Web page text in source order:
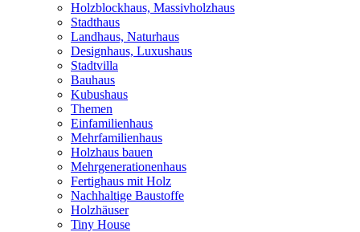
Holzblockhaus, Massivholzhaus
Stadthaus
Landhaus, Naturhaus
Designhaus, Luxushaus
Stadtvilla
Bauhaus
Kubushaus
Themen
Einfamilienhaus
Mehrfamilienhaus
Holzhaus bauen
Mehrgenerationenhaus
Fertighaus mit Holz
Nachhaltige Baustoffe
Holzhäuser
Tiny House